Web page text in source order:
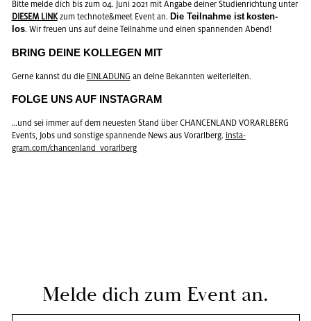
Bitte melde dich bis zum 04. Juni 2021 mit An­ga­be dei­ner Stu­di­en­rich­tung unter
DIE­SEM LINKzum tech­no­te&meet Event an. Die Teil­nah­me ist kos­ten­
los. Wir freu­en uns auf deine Teil­nah­me und einen span­nen­den Abend!
BRING DEINE KOL­LE­GEN MIT
Gerne kannst du die EIN­LA­DUNG an deine Be­kann­ten wei­ter­lei­ten.
FOLGE UNS AUF IN­STA­GRAM
…und sei immer auf dem neu­es­ten Stand über CHAN­CEN­LAND VOR­ARL­BERG
Events, Jobs und sons­ti­ge span­nen­de News aus Vor­arl­berg. in­sta­
gram.com/chan­cen­lan­d_­vor­arl­berg
Melde dich zum Event an.